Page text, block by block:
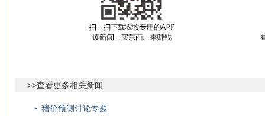
>>查看更多相关新闻
猪价预测讨论专题